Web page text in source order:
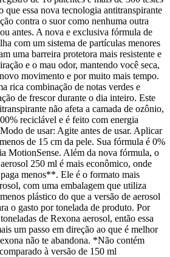
que essa nova tecnologia antitranspirante
contra o suor como nenhuma outra
antes. A nova e exclusiva fórmula de
com um sistema de partículas menores
uma barreira protetora mais resistente e
e o mau odor, mantendo você seca,
movimento e por muito mais tempo.
rica combinação de notas verdes e
de frescor durante o dia inteiro. Este
não afeta a camada de ozônio,
reciclável e é feito com energia
de usar: Agite antes de usar. Aplicar
de 15 cm da pele. Sua fórmula é 0%
MotionSense. Além da nova fórmula, o
250 ml é mais econômico, onde
menos**. Ele é o formato mais
com uma embalagem que utiliza
plástico do que a versão de aerosol
o gasto por tonelada de produto. Por
de Rexona aerosol, então essa
um passo em direção ao que é melhor
não te abandona. *Não contém
à versão de 150 ml